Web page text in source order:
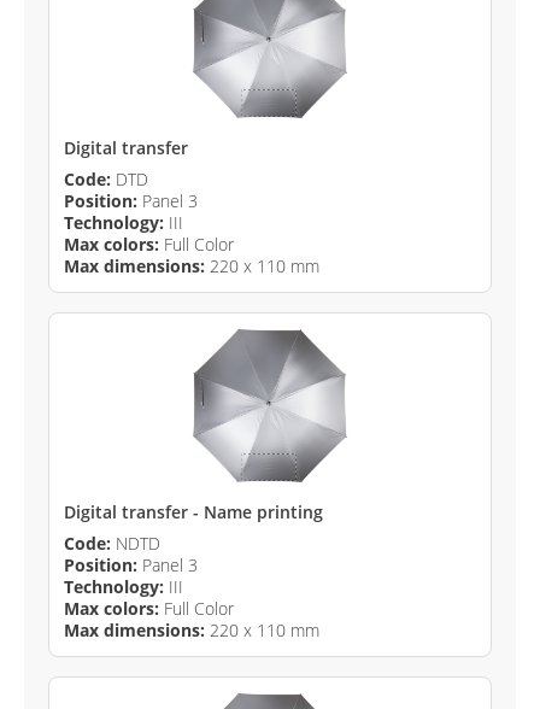
Digital transfer
Code: DTD
Position: Panel 3
Technology: III
Max colors: Full Color
Max dimensions: 220 x 110 mm
Digital transfer - Name printing
Code: NDTD
Position: Panel 3
Technology: III
Max colors: Full Color
Max dimensions: 220 x 110 mm